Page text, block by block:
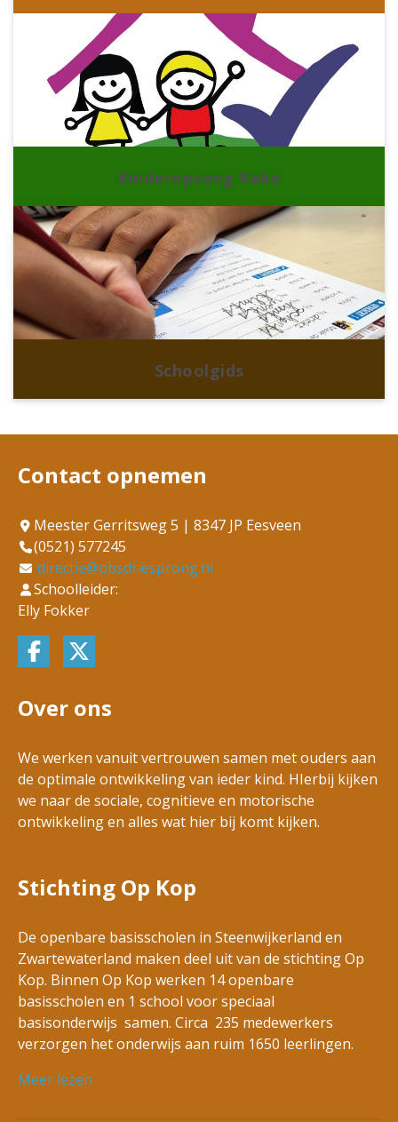
Kinderopvang Kaka
Schoolgids
Contact opnemen
Meester Gerritsweg 5 | 8347 JP Eesveen
(0521) 577245
directie@obsdriesprong.nl
Schoolleider:
Elly Fokker
Over ons
We werken vanuit vertrouwen samen met ouders aan
de optimale ontwikkeling van ieder kind. HIerbij kijken
we naar de sociale, cognitieve en motorische
ontwikkeling en alles wat hier bij komt kijken.
Stichting Op Kop
De openbare basisscholen in Steenwijkerland en
Zwartewaterland maken deel uit van de stichting Op
Kop. Binnen Op Kop werken 14 openbare
basisscholen en 1 school voor speciaal
basisonderwijs samen. Circa 235 medewerkers
verzorgen het onderwijs aan ruim 1650 leerlingen.
Meer lezen